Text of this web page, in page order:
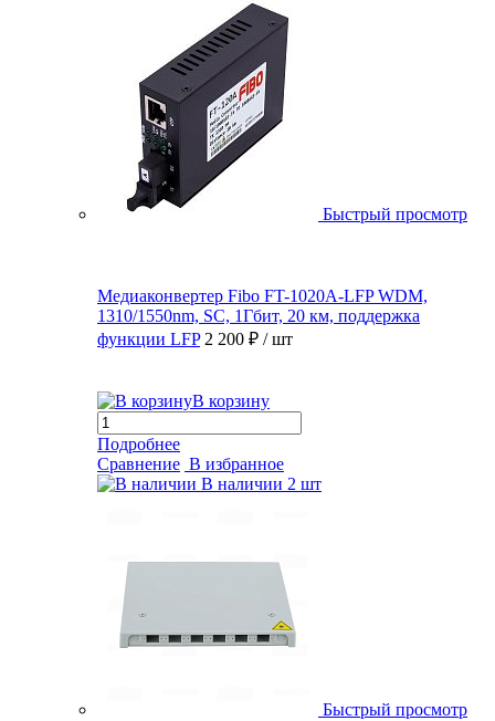
Быстрый просмотр
Медиаконвертер Fibo FT-1020A-LFP WDM,
1310/1550nm, SC, 1Гбит, 20 км, поддержка
функции LFP 2 200 ₽ / шт
В корзину
Подробнее
Сравнение В избранное
В наличии 2 шт
Быстрый просмотр